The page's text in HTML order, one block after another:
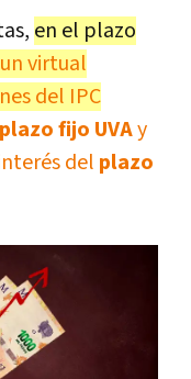
en el plazo
virtual
del IPC
plazo fijo UVAy
del plazo